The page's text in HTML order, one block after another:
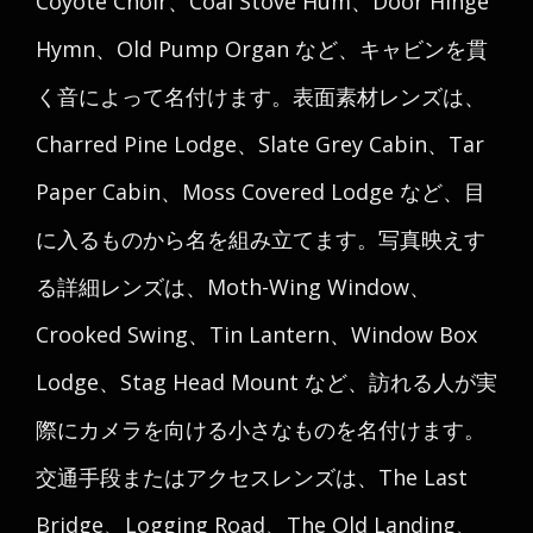
Hymn、Old Pump Organ など、キャビンを貫
く音によって名付けます。表面素材レンズは、
Charred Pine Lodge、Slate Grey Cabin、Tar
Paper Cabin、Moss Covered Lodge など、目
に入るものから名を組み立てます。写真映えす
る詳細レンズは、Moth-Wing Window、
Crooked Swing、Tin Lantern、Window Box
Lodge、Stag Head Mount など、訪れる人が実
際にカメラを向ける小さなものを名付けます。
交通手段またはアクセスレンズは、The Last
Bridge、Logging Road、The Old Landing、